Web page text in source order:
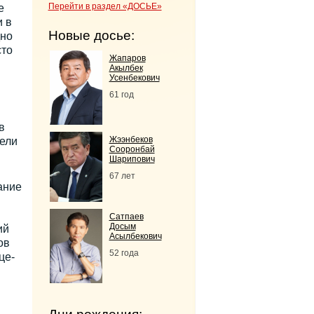
в
Перейти в раздел «ДОСЬЕ»
Новые досье:
Жапаров
Акылбек
Усенбекович
61 год
Жээнбеков
Сооронбай
Шарипович
67 лет
Сатпаев
Досым
Асылбекович
52 года